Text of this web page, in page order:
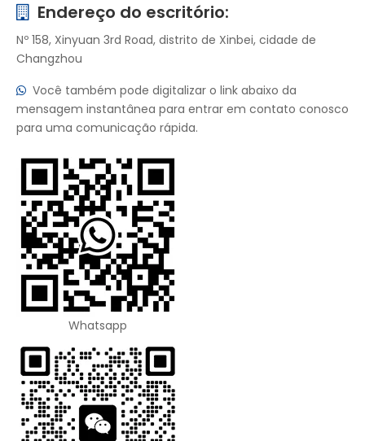

Endereço do escritório:
Nº 158, Xinyuan 3rd Road, distrito de Xinbei, cidade de
Changzhou
 Você também pode digitalizar o link abaixo da
mensagem instantânea para entrar em contato conosco
para uma comunicação rápida.
Whatsapp